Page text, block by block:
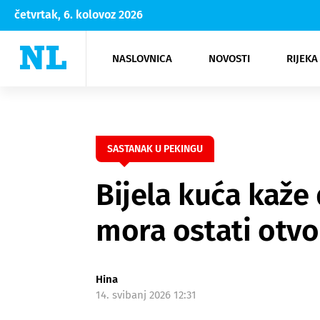
četvrtak, 6. kolovoz 2026
NASLOVNICA NOVOSTI
Rijeka Opatija
NK
Moda
Kultura
SASTANAK U PEKINGU
Bijela kuća
mora ostati
Hina
14. svibanj 2026 12:31